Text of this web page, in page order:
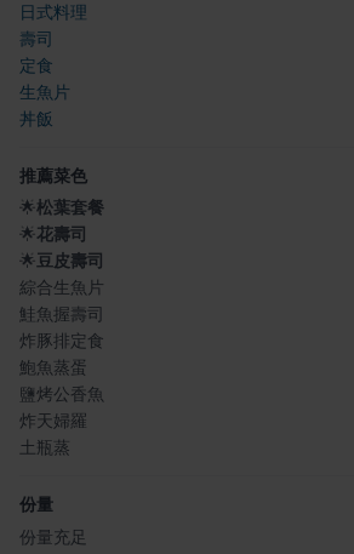
日式料理
壽司
定食
生魚片
丼飯
推薦菜色
🌟松葉套餐
🌟花壽司
🌟豆皮壽司
綜合生魚片
鮭魚握壽司
炸豚排定食
鮑魚蒸蛋
鹽烤公香魚
炸天婦羅
土瓶蒸
份量
份量充足